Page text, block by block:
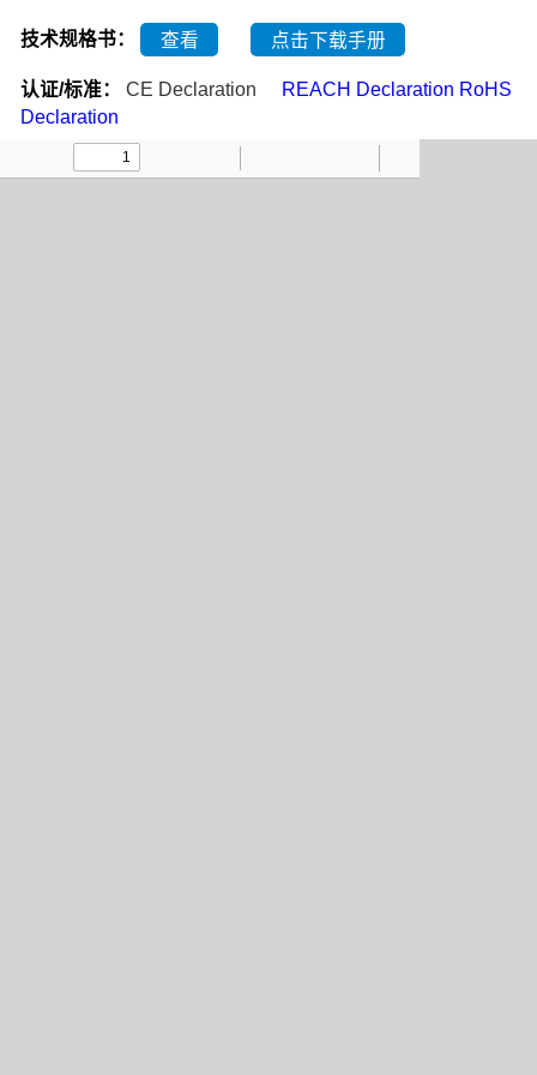
技术规格书： 查看 点击下载手册
认证/标准： CE Declaration REACH Declaration RoHS
Declaration